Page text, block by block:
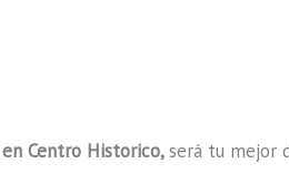
Centro Historico,será tu mejor